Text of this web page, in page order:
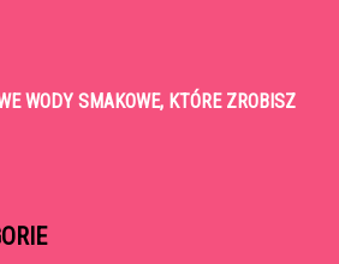
WODY SMAKOWE, KTÓRE ZROBISZ